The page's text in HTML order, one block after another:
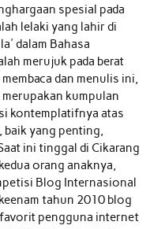
spesial pada
lelaki yang lahir di
dalam Bahasa
merujuk pada berat
dan menulis ini,
kumpulan
kontemplatifnya atas
baik yang penting,
ini tinggal di Cikarang
orang anaknya,
Blog Internasional
tahun 2010 blog
pengguna internet